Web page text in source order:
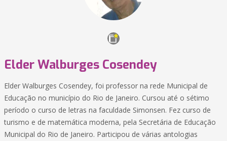
Elder Walburges Cosendey
Elder Walburges Cosendey, foi professor na rede Municipal de
Educação no município do Rio de Janeiro. Cursou até o sétimo
período o curso de letras na faculdade Simonsen. Fez curso de
turismo e de matemática moderna, pela Secretária de Educação
Municipal do Rio de Janeiro. Participou de várias antologias